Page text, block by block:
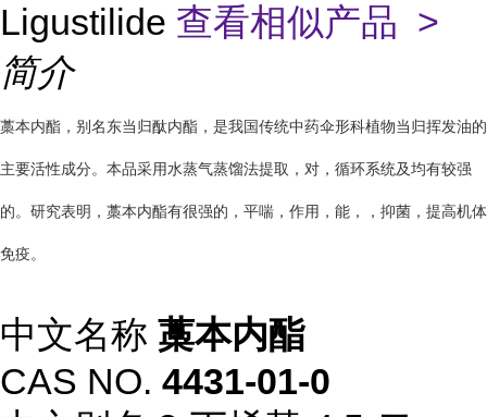
Ligustilide 查看相似产品 >
简介
藁本内酯，别名东当归酞内酯，是我国传统中药伞形科植物当归挥发油的
主要活性成分。本品采用水蒸气蒸馏法提取，对，循环系统及均有较强
的。研究表明，藁本内酯有很强的，平喘，作用，能，，抑菌，提高机体
免疫。
中文名称 藁本内酯
CAS NO. 4431-01-0